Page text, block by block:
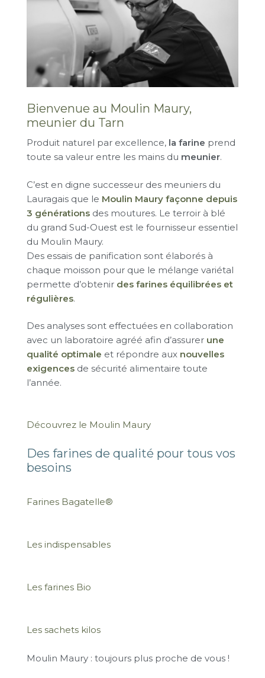
Bienvenue au Moulin Maury,
meunier du Tarn
Produit naturel par excellence, la farine prend
toute sa valeur entre les mains du meunier.
C’est en digne successeur des meuniers du
Lauragais que le Moulin Maury façonne depuis
3 générations des moutures. Le terroir à blé
du grand Sud-Ouest est le fournisseur essentiel
du Moulin Maury.
Des essais de panification sont élaborés à
chaque moisson pour que le mélange variétal
permette d’obtenir des farines équilibrées et
régulières.
Des analyses sont effectuées en collaboration
avec un laboratoire agréé afin d’assurer une
qualité optimale et répondre aux nouvelles
exigences de sécurité alimentaire toute
l’année.
Découvrez le Moulin Maury
Des farines de qualité pour tous vos
besoins
Farines Bagatelle®
Les indispensables
Les farines Bio
Les sachets kilos
Moulin Maury : toujours plus proche de vous !